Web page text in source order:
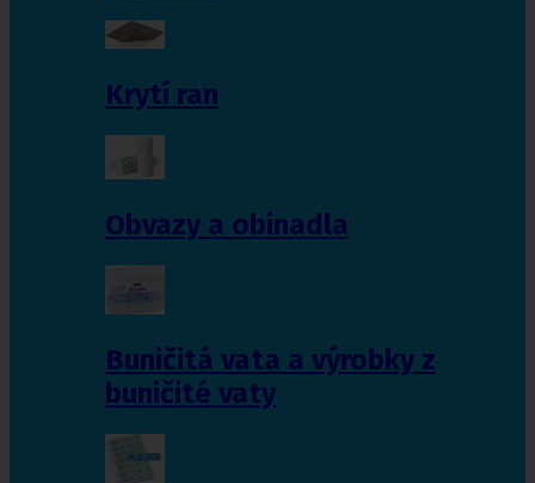
Krytí ran
Obvazy a obinadla
Buničitá vata a výrobky z
buničité vaty